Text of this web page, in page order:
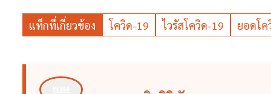
แท็กที่เกี่ยวข้อง โควิด-19 ไวรัสโควิด-19 ยอดโค